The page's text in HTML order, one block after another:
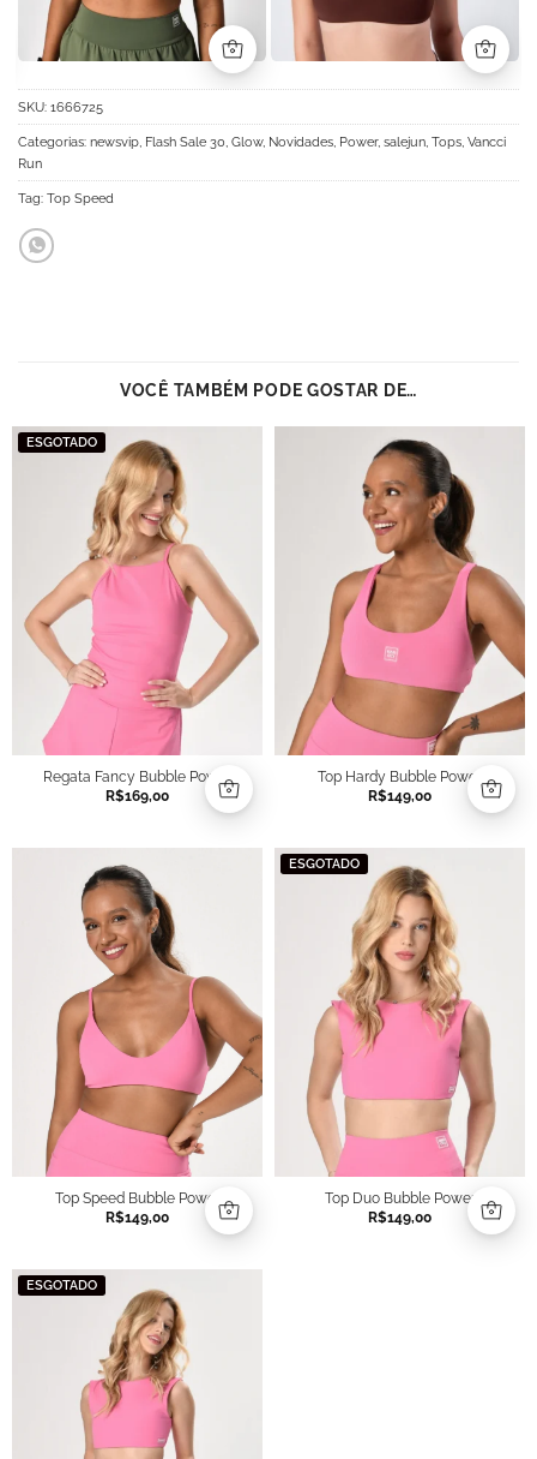
SKU: 1666725
Categorias: newsvip, Flash Sale 30, Glow, Novidades, Power, salejun, Tops, Vancci
Run
Tag: Top Speed
VOCÊ TAMBÉM PODE GOSTAR DE…
ESGOTADO
Regata Fancy Bubble Power
R$169,00
Top Hardy Bubble Power
R$149,00
Top Speed Bubble Power
R$149,00
ESGOTADO
Top Duo Bubble Power
R$149,00
ESGOTADO